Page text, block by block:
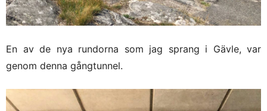
En av de nya rundorna som jag sprang i Gävle, var
genom denna gångtunnel.